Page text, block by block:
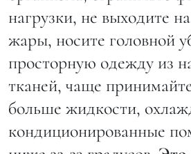
нагрузки, не выходите
жары, носите головной
просторную одежду из
тканей, чаще
больше жидкости,
кондиционированные